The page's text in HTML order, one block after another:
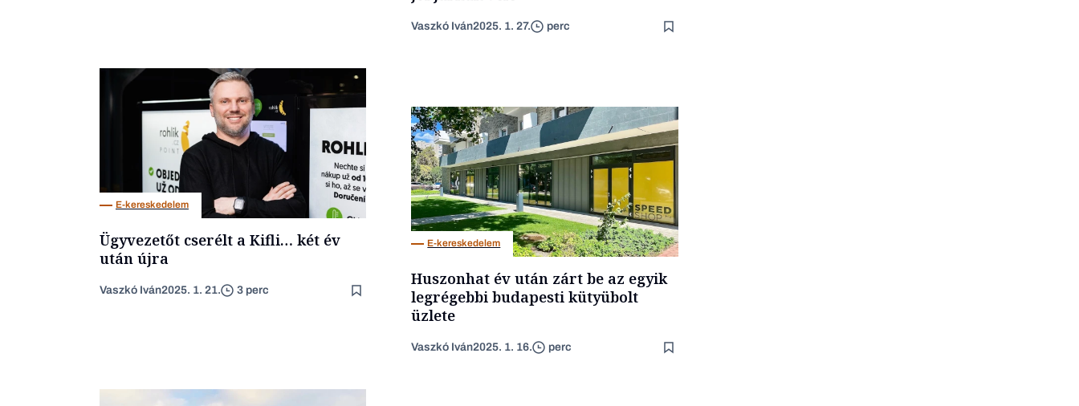
Vaszkó Iván2025. 1. 27. perc
E-kereskedelem
Ügyvezetőt cserélt a Kifli… két év
után újra
Vaszkó Iván2025. 1. 21. 3 perc
E-kereskedelem
Huszonhat év után zárt be az egyik
legrégebbi budapesti kütyübolt
üzlete
Vaszkó Iván2025. 1. 16. perc